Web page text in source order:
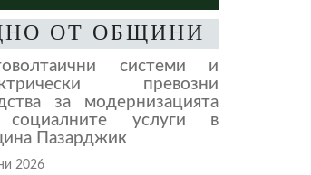
ОТ ОБЩИНИ
системи и
превозни
за модернизацията
услуги в
Пазарджик
2026